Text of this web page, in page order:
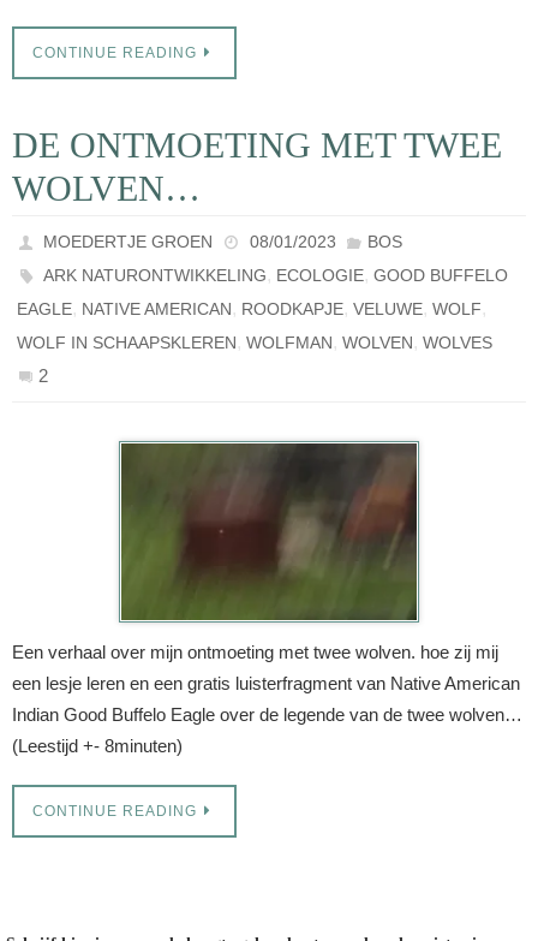
CONTINUE READING
DE ONTMOETING MET TWEE
WOLVEN…
MOEDERTJE GROEN 08/01/2023
BOS
ARK NATURONTWIKKELING, ECOLOGIE,GOOD BUFFELO
EAGLE, NATIVE AMERICAN, ROODKAPJE, VELUWE, WOLF,
WOLF IN SCHAAPSKLEREN, WOLFMAN, WOLVEN, WOLVES
2
Een verhaal over mijn ontmoeting met twee wolven. hoe zij mij
een lesje leren en een gratis luisterfragment van Native American
Indian Good Buffelo Eagle over de legende van de twee wolven…
(Leestijd +- 8minuten)
CONTINUE READING